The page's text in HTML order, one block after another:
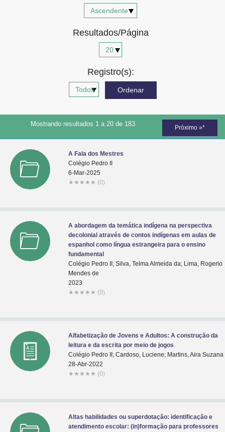
Resultados/Página
Registro(s):
Mostrando resultados 1 a 20 de 183 Próximo »*
A Fala dos Mestres
Colégio Pedro II
6-Mar-2025
★ ★ ★ ★ ★ (0)
A abordagem da temática indígena na perspectiva
decolonial através de contos indígenas em aulas de
espanhol como língua estrangeira para o ensino
fundamental
Colégio Pedro II; Silva, Telma Almeida da; Lima, Rogerio
Mendes de
2023
★ ★ ★ ★ ★ (0)
Alfabetização de Jovens e Adultos: A construção da
leitura e da escrita por meio de jogos
Colégio Pedro II; Cardoso, Luciene; Martins, Aira Suzana
28-Abr-2022
★ ★ ★ ★ ★ (0)
Altas habilidades ou superdotação: identificação e
atendimento escolar: (in)formação para professores